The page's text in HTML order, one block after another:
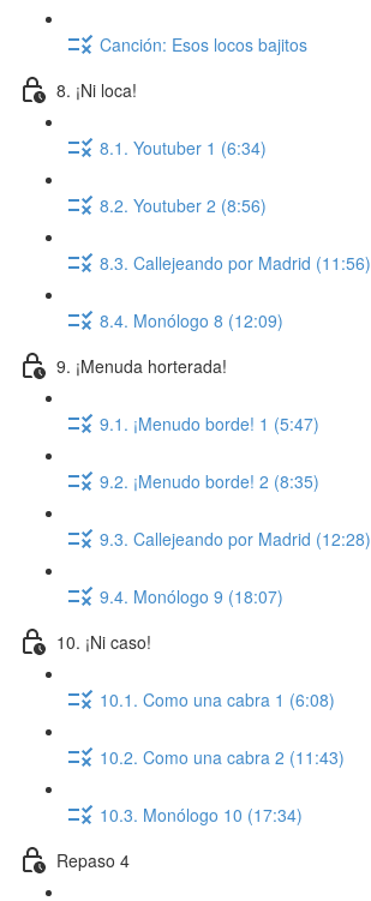
Canción: Esos locos bajitos
8. ¡Ni loca!
8.1. Youtuber 1 (6:34)
8.2. Youtuber 2 (8:56)
8.3. Callejeando por Madrid (11:56)
8.4. Monólogo 8 (12:09)
9. ¡Menuda horterada!
9.1. ¡Menudo borde! 1 (5:47)
9.2. ¡Menudo borde! 2 (8:35)
9.3. Callejeando por Madrid (12:28)
9.4. Monólogo 9 (18:07)
10. ¡Ni caso!
10.1. Como una cabra 1 (6:08)
10.2. Como una cabra 2 (11:43)
10.3. Monólogo 10 (17:34)
Repaso 4